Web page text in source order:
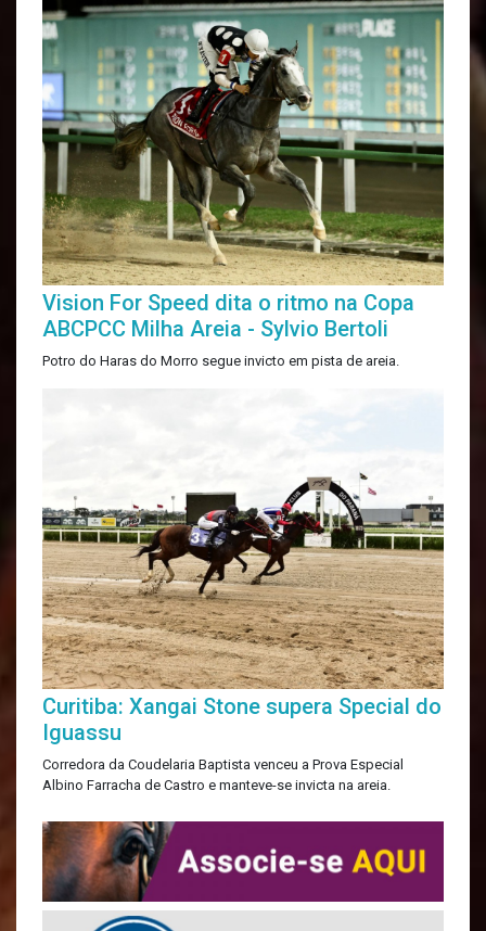
Vision For Speed dita o ritmo na Copa
ABCPCC Milha Areia - Sylvio Bertoli
Potro do Haras do Morro segue invicto em pista de areia.
Curitiba: Xangai Stone supera Special do
Iguassu
Corredora da Coudelaria Baptista venceu a Prova Especial
Albino Farracha de Castro e manteve-se invicta na areia.